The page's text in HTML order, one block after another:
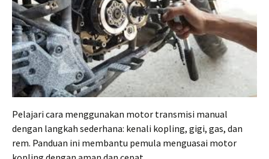
Pelajari cara menggunakan motor transmisi manual
dengan langkah sederhana: kenali kopling, gigi, gas, dan
rem. Panduan ini membantu pemula menguasai motor